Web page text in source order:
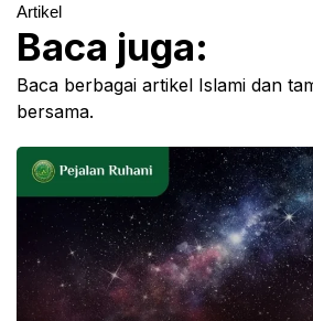
Artikel
Baca juga:
Baca berbagai artikel Islami dan
bersama.